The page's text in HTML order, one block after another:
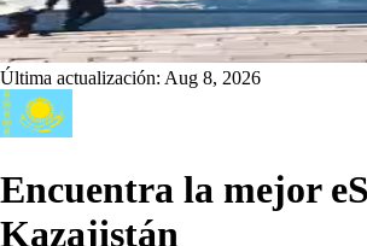
Última actualización: Aug 8, 2026
Encuentra la mejor
Kazajistán